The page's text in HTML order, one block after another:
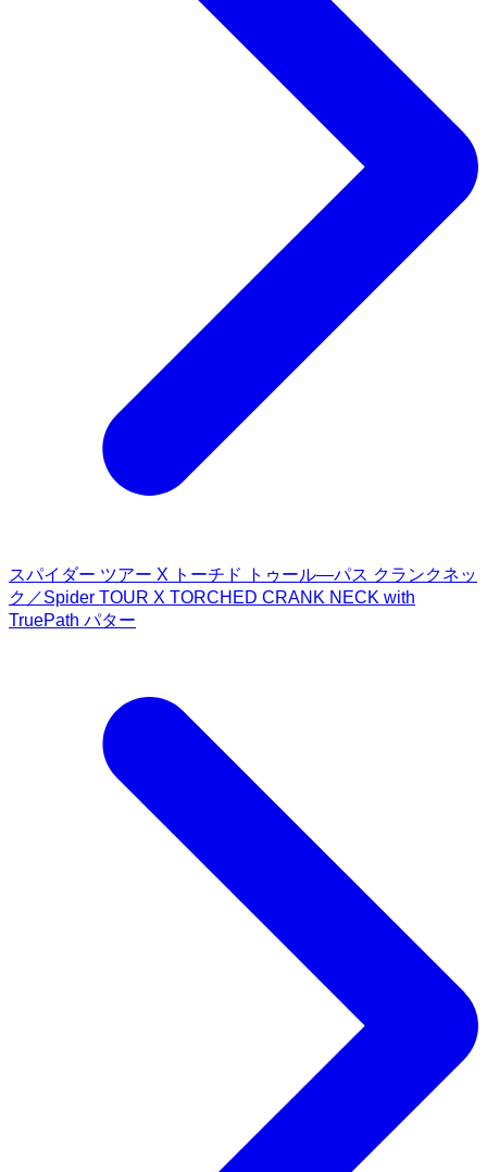
スパイダー ツアー X トーチド トゥール―パス クランクネッ
ク／Spider TOUR X TORCHED CRANK NECK with
TruePath パター